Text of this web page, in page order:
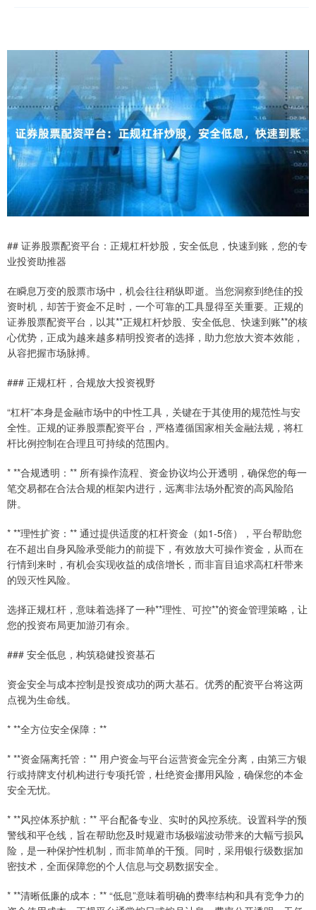
## 证券股票配资平台：正规杠杆炒股，安全低息，快速到账，您的专
业投资助推器
在瞬息万变的股票市场中，机会往往稍纵即逝。当您洞察到绝佳的投
资时机，却苦于资金不足时，一个可靠的工具显得至关重要。正规的
证券股票配资平台，以其**正规杠杆炒股、安全低息、快速到账**的核
心优势，正成为越来越多精明投资者的选择，助力您放大资本效能，
从容把握市场脉搏。
### 正规杠杆，合规放大投资视野
“杠杆”本身是金融市场中的中性工具，关键在于其使用的规范性与安
全性。正规的证券股票配资平台，严格遵循国家相关金融法规，将杠
杆比例控制在合理且可持续的范围内。
* **合规透明：** 所有操作流程、资金协议均公开透明，确保您的每一
笔交易都在合法合规的框架内进行，远离非法场外配资的高风险陷
阱。
* **理性扩资：** 通过提供适度的杠杆资金（如1-5倍），平台帮助您
在不超出自身风险承受能力的前提下，有效放大可操作资金，从而在
行情到来时，有机会实现收益的成倍增长，而非盲目追求高杠杆带来
的毁灭性风险。
选择正规杠杆，意味着选择了一种**理性、可控**的资金管理策略，让
您的投资布局更加游刃有余。
### 安全低息，构筑稳健投资基石
资金安全与成本控制是投资成功的两大基石。优秀的配资平台将这两
点视为生命线。
* **全方位安全保障：**
* **资金隔离托管：** 用户资金与平台运营资金完全分离，由第三方银
行或持牌支付机构进行专项托管，杜绝资金挪用风险，确保您的本金
安全无忧。
* **风控体系护航：** 平台配备专业、实时的风控系统。设置科学的预
警线和平仓线，旨在帮助您及时规避市场极端波动带来的大幅亏损风
险，是一种保护性机制，而非简单的干预。同时，采用银行级数据加
密技术，全面保障您的个人信息与交易数据安全。
* **清晰低廉的成本：** “低息”意味着明确的费率结构和具有竞争力的